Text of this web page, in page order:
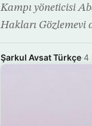
Kampı yöneticisi
Hakları Gözlemevi
Şarkul Avsat Türkçe·4